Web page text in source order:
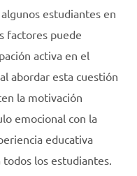
estudiantes en
factores puede
activa en el
abordar esta cuestión
la motivación
emocional con la
educativa
los estudiantes.